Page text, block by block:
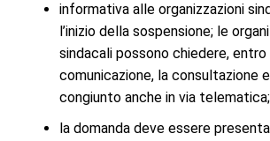
informativa alle organizzazioni
l’inizio della sospensione; le
sindacali possono chiedere,
comunicazione, la consultazione e
congiunto anche in via telematica;
la domanda deve essere